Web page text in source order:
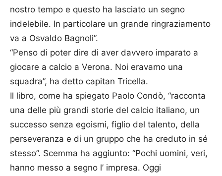
nostro tempo e questo ha lasciato un segno
indelebile. In particolare un grande ringraziamento
va a Osvaldo Bagnoli”.
“Penso di poter dire di aver davvero imparato a
giocare a calcio a Verona. Noi eravamo una
squadra”, ha detto capitan Tricella.
Il libro, come ha spiegato Paolo Condò, “racconta
una delle più grandi storie del calcio italiano, un
successo senza egoismi, figlio del talento, della
perseveranza e di un gruppo che ha creduto in sé
stesso”. Scemma ha aggiunto: “Pochi uomini, veri,
hanno messo a segno l’ impresa. Oggi